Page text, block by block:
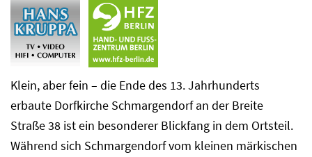
Klein, aber fein – die Ende des 13. Jahrhunderts
erbaute Dorfkirche Schmargendorf an der Breite
Straße 38 ist ein besonderer Blickfang in dem Ortsteil.
Während sich Schmargendorf vom kleinen märkischen